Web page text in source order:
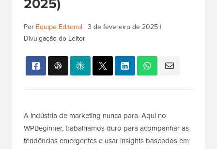
Por Equipe Editorial | 3 de fevereiro de 2025 |
Divulgação do Leitor
A indústria de marketing nunca para. Aqui no
WPBeginner, trabalhamos duro para acompanhar as
tendências emergentes e usar insights baseados em